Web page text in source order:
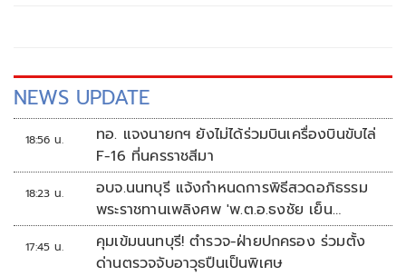
NEWS UPDATE
18:56 น.
ทอ. แจงนายกฯ ยังไม่ได้ร่วมบินเครื่องบินขับไล่
F-16 ที่นครราชสีมา
18:23 น.
อบจ.นนทบุรี แจ้งกำหนดการพิธีสวดอภิธรรม
พระราชทานเพลิงศพ 'พ.ต.อ.ธงชัย เย็น
ประเสริฐ'
17:45 น.
คุมเข้มนนทบุรี! ตำรวจ-ฝ่ายปกครอง ร่วมตั้ง
ด่านตรวจจับอาวุธปืนเป็นพิเศษ